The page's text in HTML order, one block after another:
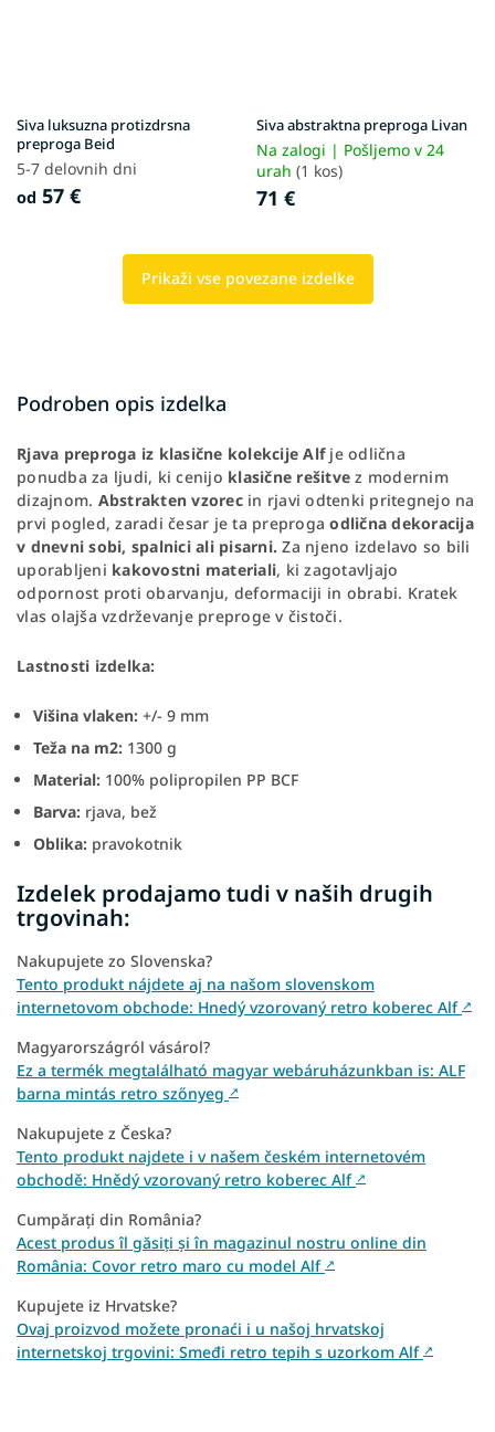
Siva luksuzna protizdrsna
preproga Beid
5-7 delovnih dni
od 57 €
Siva abstraktna preproga Livan
Na zalogi | Pošljemo v 24
urah (1 kos)
71 €
Prikaži vse povezane izdelke
Podroben opis izdelka
Rjava preproga iz klasične kolekcije Alfje odlična
ponudba za ljudi, ki cenijo klasične rešitve z modernim
dizajnom. Abstrakten vzorecin rjavi odtenki pritegnejo na
prvi pogled, zaradi česar je ta preprogaodlična dekoracija
v dnevni sobi, spalnici ali pisarni. Za njeno izdelavo so bili
uporabljeni kakovostni materiali, ki zagotavljajo
odpornost proti obarvanju, deformaciji in obrabi. Kratek
vlas olajša vzdrževanje preproge v čistoči.
Lastnosti izdelka:
Višina vlaken: +/- 9 mm
Teža na m2: 1300 g
Material: 100% polipropilen PP BCF
Barva: rjava, bež
Oblika: pravokotnik
Izdelek prodajamo tudi v naših drugih
trgovinah:
Nakupujete zo Slovenska?
Tento produkt nájdete aj na našom slovenskom
internetovom obchode: Hnedý vzorovaný retro koberec Alf ↗
Magyarországról vásárol?
Ez a termék megtalálható magyar webáruházunkban is: ALF
barna mintás retro szőnyeg ↗
Nakupujete z Česka?
Tento produkt najdete i v našem českém internetovém
obchodě: Hnědý vzorovaný retro koberec Alf ↗
Cumpărați din România?
Acest produs îl găsiți și în magazinul nostru online din
România: Covor retro maro cu model Alf ↗
Kupujete iz Hrvatske?
Ovaj proizvod možete pronaći i u našoj hrvatskoj
internetskoj trgovini: Smeđi retro tepih s uzorkom Alf ↗